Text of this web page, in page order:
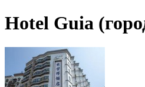
Hotel Guia